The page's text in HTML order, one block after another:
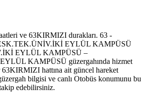
ve 63KIRMIZI durakları. 63 -
EYLÜL KAMPÜSÜ
EYLÜL KAMPÜSÜ –
KAMPÜSÜ güzergahında hizmet
hattına ait güncel hareket
bilgisi ve canlı Otobüs konumunu bu
edebilirsiniz.